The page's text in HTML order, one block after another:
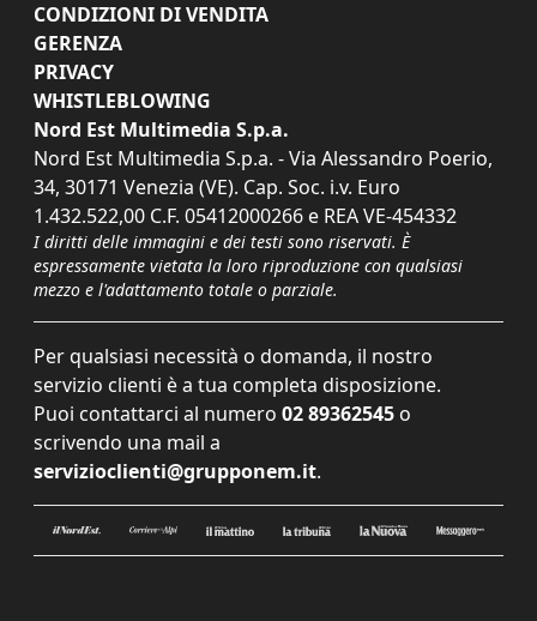
CONDIZIONI DI VENDITA
GERENZA
PRIVACY
WHISTLEBLOWING
Nord Est Multimedia S.p.a.
Nord Est Multimedia S.p.a. - Via Alessandro Poerio,
34, 30171 Venezia (VE). Cap. Soc. i.v. Euro
1.432.522,00 C.F. 05412000266 e REA VE-454332
I diritti delle immagini e dei testi sono riservati. È
espressamente vietata la loro riproduzione con qualsiasi
mezzo e l'adattamento totale o parziale.
Per qualsiasi necessità o domanda, il nostro
servizio clienti è a tua completa disposizione.
Puoi contattarci al numero 02 89362545 o
scrivendo una mail a
servizioclienti@grupponem.it.